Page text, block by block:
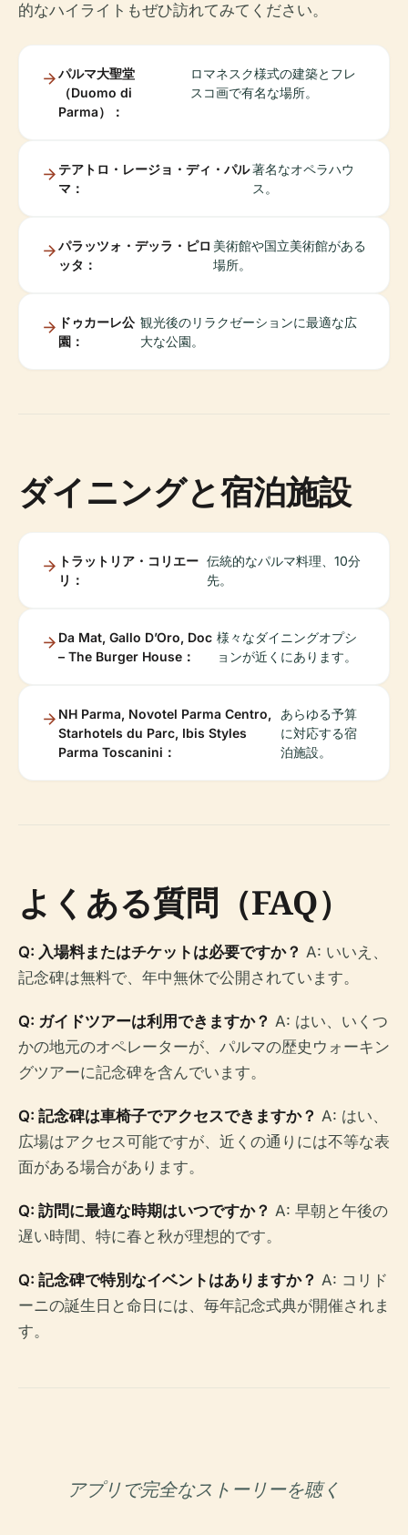
的なハイライトもぜひ訪れてみてください。
パルマ大聖堂
（Duomo di
Parma）：
ロマネスク様式の建築とフレ
スコ画で有名な場所。
テアトロ・レージョ・ディ・パル
マ：
著名なオペラハウ
ス。
パラッツォ・デッラ・ピロ
ッタ：
美術館や国立美術館がある
場所。
ドゥカーレ公
園：
観光後のリラクゼーションに最適な広
大な公園。
ダイニングと宿泊施設
トラットリア・コリエー
リ：
伝統的なパルマ料理、10分
先。
Da Mat, Gallo D’Oro, Doc
– The Burger House：
様々なダイニングオプシ
ョンが近くにあります。
NH Parma, Novotel Parma Centro,
Starhotels du Parc, Ibis Styles
Parma Toscanini：
あらゆる予算
に対応する宿
泊施設。
よくある質問（FAQ）
Q: 入場料またはチケットは必要ですか？ A: いいえ、
記念碑は無料で、年中無休で公開されています。
Q: ガイドツアーは利用できますか？ A: はい、いくつ
かの地元のオペレーターが、パルマの歴史ウォーキン
グツアーに記念碑を含んでいます。
Q: 記念碑は車椅子でアクセスできますか？ A: はい、
広場はアクセス可能ですが、近くの通りには不等な表
面がある場合があります。
Q: 訪問に最適な時期はいつですか？ A: 早朝と午後の
遅い時間、特に春と秋が理想的です。
Q: 記念碑で特別なイベントはありますか？ A: コリド
ーニの誕生日と命日には、毎年記念式典が開催されま
す。
アプリで完全なストーリーを聴く